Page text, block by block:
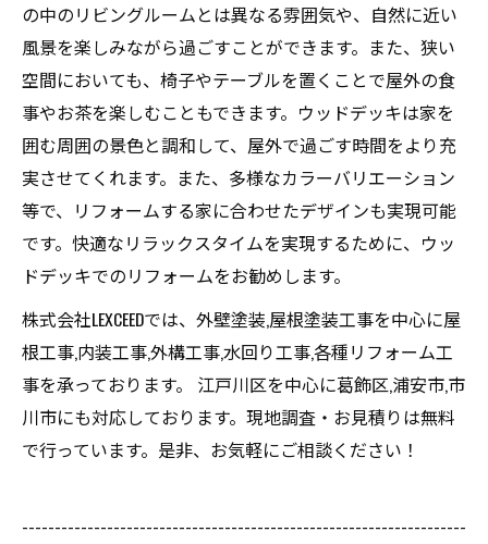
の中のリビングルームとは異なる雰囲気や、自然に近い
風景を楽しみながら過ごすことができます。また、狭い
空間においても、椅子やテーブルを置くことで屋外の食
事やお茶を楽しむこともできます。ウッドデッキは家を
囲む周囲の景色と調和して、屋外で過ごす時間をより充
実させてくれます。また、多様なカラーバリエーション
等で、リフォームする家に合わせたデザインも実現可能
です。快適なリラックスタイムを実現するために、ウッ
ドデッキでのリフォームをお勧めします。
株式会社LEXCEEDでは、外壁塗装,屋根塗装工事を中心に屋
根工事,内装工事,外構工事,水回り工事,各種リフォーム工
事を承っております。 江戸川区を中心に葛飾区,浦安市,市
川市にも対応しております。現地調査・お見積りは無料
で行っています。是非、お気軽にご相談ください！
--------------------------------------------------------------------